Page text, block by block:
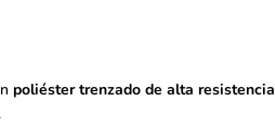
poliéster trenzado de alta resistencia